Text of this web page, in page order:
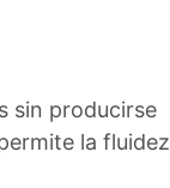
sin producirse
la fluidez